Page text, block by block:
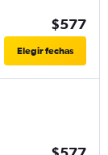
$577
Elegir fechas
$577